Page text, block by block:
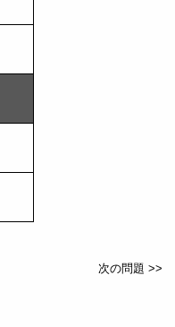
次の問題 >>